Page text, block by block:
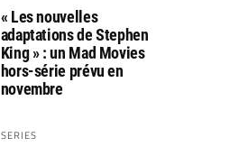
« Les nouvelles
adaptations de Stephen
King » : un Mad Movies
hors-série prévu en
novembre
SERIES